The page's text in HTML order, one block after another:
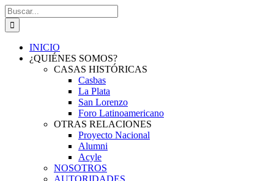
Saltar
al
contenido
Buscar:
INICIO
¿QUIÉNES SOMOS?
CASAS HISTÓRICAS
Casbas
La Plata
San Lorenzo
Foro Latinoamericano
OTRAS RELACIONES
Proyecto Nacional
Alumni
Acyle
NOSOTROS
AUTORIDADES